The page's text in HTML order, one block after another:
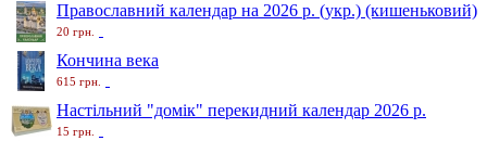
Православний календар на 2026 р. (укр.) (кишеньковий)
20 грн.
Кончина века
615 грн.
Настільний "домік" перекидний календар 2026 р.
15 грн.